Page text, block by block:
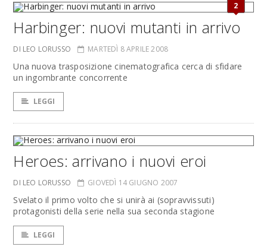
2
Harbinger: nuovi mutanti in arrivo
DI LEO LORUSSO MARTEDÌ 8 APRILE 2008
Una nuova trasposizione cinematografica cerca di sfidare
un ingombrante concorrente
LEGGI
Heroes: arrivano i nuovi eroi
DI LEO LORUSSO GIOVEDÌ 14 GIUGNO 2007
Svelato il primo volto che si unirà ai (sopravvissuti)
protagonisti della serie nella sua seconda stagione
LEGGI